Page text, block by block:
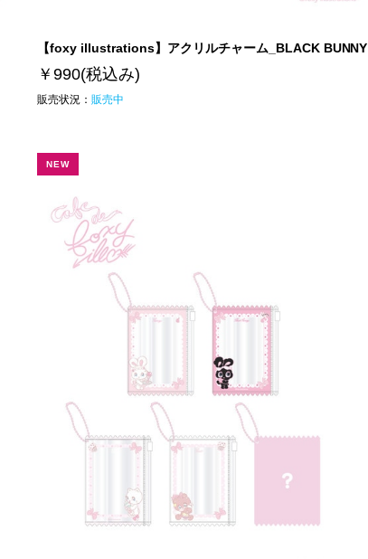
【foxy illustrations】アクリルチャーム_BLACK BUNNY
￥990(税込み)
販売状況： 販売中
NEW